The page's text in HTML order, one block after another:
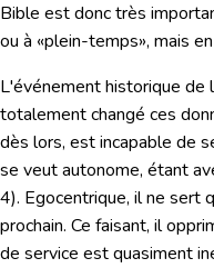
Bible est donc très
ou à «plein-temps», mais
L'événement historique de
totalement changé ces
dès lors, est incapable de
se veut autonome, étant
4). Egocentrique, il ne sert
prochain. Ce faisant, il
de service est quasiment